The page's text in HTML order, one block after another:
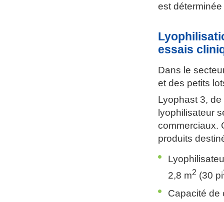
est
essais
Dans le
et des petits
Lyophast 3,
lyophilisateur
commerciaux.
produits
2,8 m2 (30 pi
Capacité de